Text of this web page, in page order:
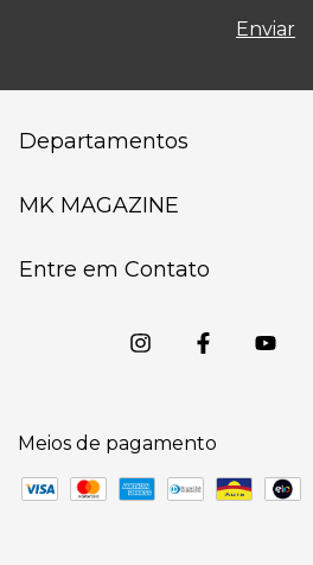
Departamentos
MK MAGAZINE
Entre em Contato
Meios de pagamento